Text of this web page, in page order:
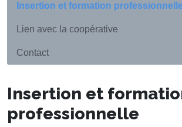
Insertion et formation
Lien avec la coopérative
Contact
Insertion et
professionnelle